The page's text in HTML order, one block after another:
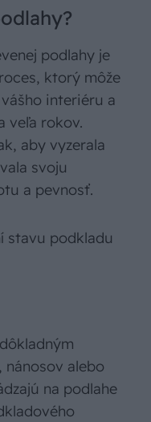
podlahy je
ktorý môže
interiéru a
veľa rokov.
aby vyzerala
svoju
a pevnosť.
stavu podkladu
alebo
na podlahe